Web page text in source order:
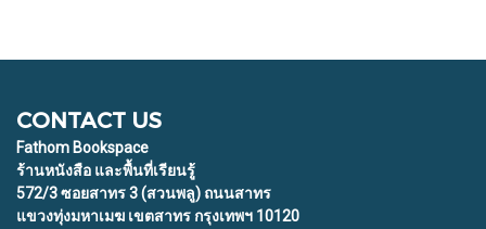
CONTACT US
Fathom Bookspace
ร้านหนังสือ และพื้นที่เรียนรู้
572/3 ซอยสาทร 3 (สวนพลู) ถนนสาทร
แขวงทุ่งมหาเมฆ เขตสาทร กรุงเทพฯ 10120